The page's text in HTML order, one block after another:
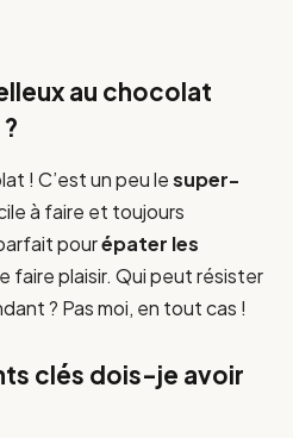
au chocolat
! C’est un peu lesuper-
à faire et toujours
pourépater les
faire plaisir. Qui peut résister
? Pas moi, en tout cas !
clés dois-je avoir